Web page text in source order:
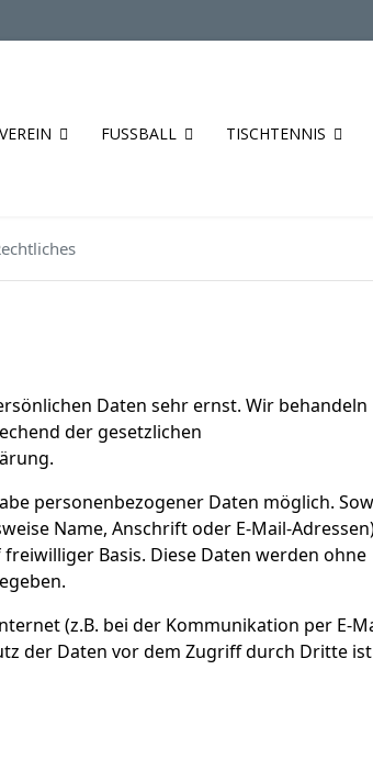
VEREIN FUSSBALL TISCHTENNIS
Daten sehr ernst. Wir behandeln
der gesetzlichen
personenbezogener Daten möglich.
Name, Anschrift oder E-Mail-
Basis. Diese Daten werden ohne
(z.B. bei der Kommunikation per E-
der Daten vor dem Zugriff durch Dritte ist